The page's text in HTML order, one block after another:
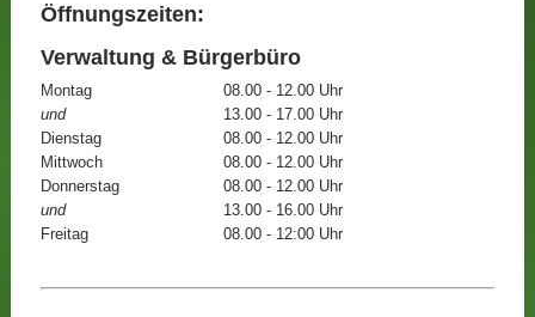
Öffnungszeiten:
Verwaltung & Bürgerbüro
Montag
08.00 - 12.00 Uhr
und
13.00 - 17.00 Uhr
Dienstag
08.00 - 12.00 Uhr
Mittwoch
08.00 - 12.00 Uhr
Donnerstag
08.00 - 12.00 Uhr
und
13.00 - 16.00 Uhr
Freitag
08.00 - 12:00 Uhr